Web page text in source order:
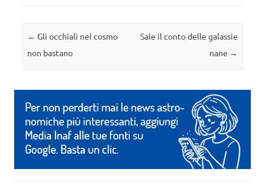
Navigazione articolo
← Gli occhiali nel cosmo
non bastano
Sale il conto delle galassie
nane →